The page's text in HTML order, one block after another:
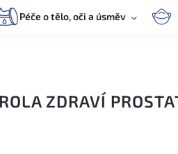
Péče o tělo, oči a úsměv
ZDRAVÍ